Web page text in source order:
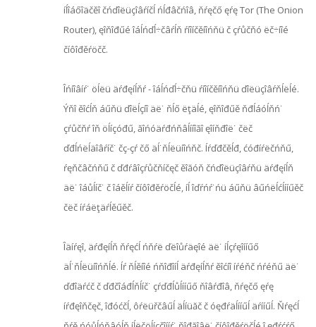
íĺîáőîäčěî čńďîëüçîâŕíčĺ ńĺđâčńîâ, ňŕęčő ęŕę Tor (The Onion
Router), ęîňîđűé îáĺńďĺ÷čâŕĺň ŕíîíčěíîńňü č çŕůčňó ëč÷íîé
číôîđěŕöčč.
Îńíîâíŕ˙ öĺëü äŕđęíĺňŕ - îáĺńďĺ÷čňü ŕíîíčěíîńňü ďîëüçîâŕňĺëĺé.
Ýňî ěîćĺň áűňü ďîëĺçíî äë˙ ňĺő ëţäĺé, ęîňîđűě ňđĺáóĺňń˙
çŕůčňŕ îň öĺíçóđű, ăîńóäŕđńňâĺííîăî ęîíňđîë˙ čëč
ďđĺńëĺäîâŕíč˙ čç-çŕ čő äĺ˙ňĺëüíîńňč. Íŕďđčěĺđ, ćóđíŕëčńňű,
ŕęňčâčńňű č ďđŕâîçŕůčňíčęč ěîăóň čńďîëüçîâŕňü äŕđęíĺň
äë˙ îáůĺíč˙ č îáěĺíŕ číôîđěŕöčĺé, íĺ îďŕńŕ˙ńü áűňü âűńëĺćĺííűěč
čëč íŕáëţäŕĺěűěč.
Îäíŕęî, äŕđęíĺň ňŕęćĺ ńňŕë ďëîůŕäęîé äë˙ íĺçŕęîííűő
äĺ˙ňĺëüíîńňĺé. Íŕ ňĺěíîé ńňîđîíĺ äŕđęíĺňŕ ěîćíî íŕéňč ńŕéňű äë˙
ďđîäŕćč č ďđčîáđĺňĺíč˙ çŕďđĺůĺííűő ňîâŕđîâ, ňŕęčő ęŕę
íŕđęîňčęč, îđóćčĺ, ôŕëüřčâűĺ äĺíüăč č óęđŕäĺííűĺ äŕííűĺ. Ňŕęćĺ